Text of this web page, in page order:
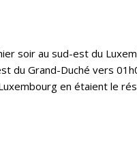
soir au sud-est du
du Grand-Duché vers
en étaient le